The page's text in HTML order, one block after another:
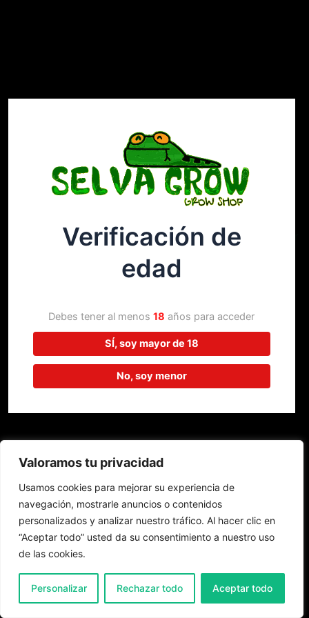
Valoramos tu privacidad
Usamos cookies para mejorar su experiencia de
navegación, mostrarle anuncios o contenidos
personalizados y analizar nuestro tráfico. Al hacer clic en
“Aceptar todo” usted da su consentimiento a nuestro uso
de las cookies.
Personalizar Rechazar todo Aceptar todo
¡Disculpa este desastre! Estamos
trabajando en algo increíble,
¡vuelve pronto!
Verificación de
edad
Debes tener al menos18 años para acceder
SÍ, soy mayor de 18
No, soy menor